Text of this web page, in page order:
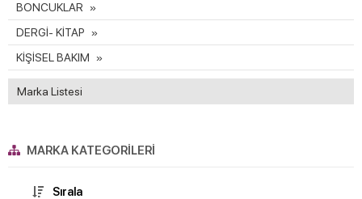
BONCUKLAR
DERGİ- KİTAP
KİŞİSEL BAKIM
Marka Listesi
MARKA KATEGORILERI
Sırala